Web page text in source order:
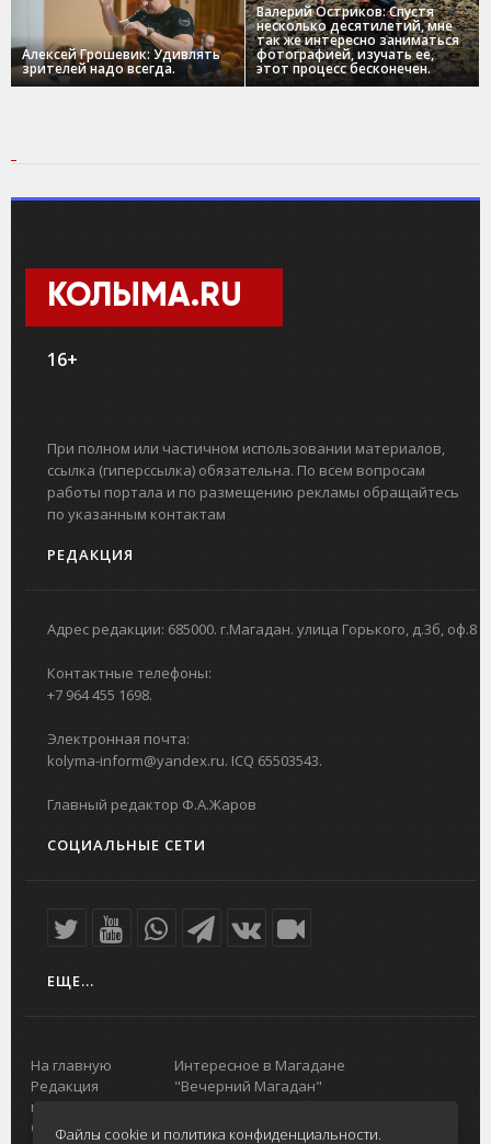
Алексей Грошевик: Удивлять
зрителей надо всегда.
Валерий Остриков: Спустя
несколько десятилетий, мне
так же интересно заниматься
фотографией, изучать ее,
этот процесс бесконечен.
КОЛЫМА.RU
16+
При полном или частичном использовании материалов,
ссылка (гиперссылка) обязательна. По всем вопросам
работы портала и по размещению рекламы обращайтесь
по указанным контактам
РЕДАКЦИЯ
Адрес редакции: 685000. г.Магадан. улица Горького, д.3б, оф.8
Контактные телефоны:
+7 964 455 1698.
Электронная почта:
kolyma-inform@yandex.ru. ICQ 65503543.
Главный редактор Ф.А.Жаров
СОЦИАЛЬНЫЕ СЕТИ
ЕЩЕ...
На главную
Редакция
портала
О проекте
Интересное в Магадане
"Вечерний Магадан"
Городская доска объявлений
Реклама
Файлы cookie и политика конфиденциальности.